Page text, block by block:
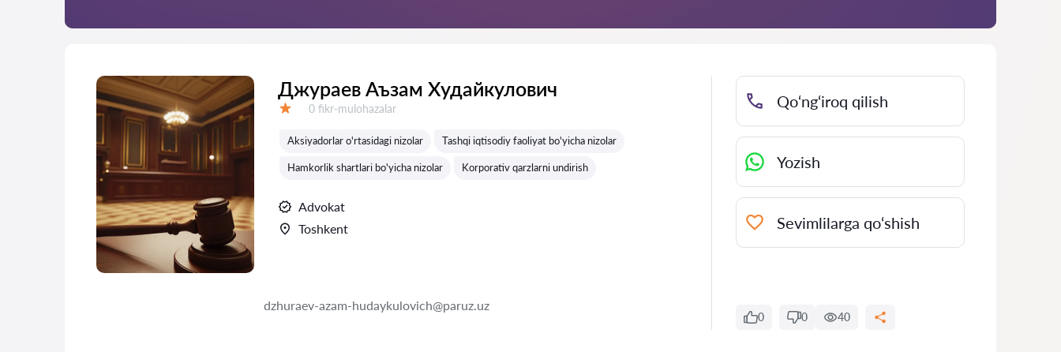
Джураев Аъзам Худайкулович
Fikrlar:
0 fikr-mulohazalar
Aksiyadorlar o'rtasidagi nizolar Tashqi iqtisodiy faoliyat bo'yicha nizolar
Hamkorlik shartlari bo'yicha nizolar Korporativ qarzlarni undirish
Advokat
Toshkent
dzhuraev-azam-hudaykulovich@paruz.uz
Qo‘ng‘iroq qilish
Yozish
Sevimlilarga qo‘shish
0 0 40